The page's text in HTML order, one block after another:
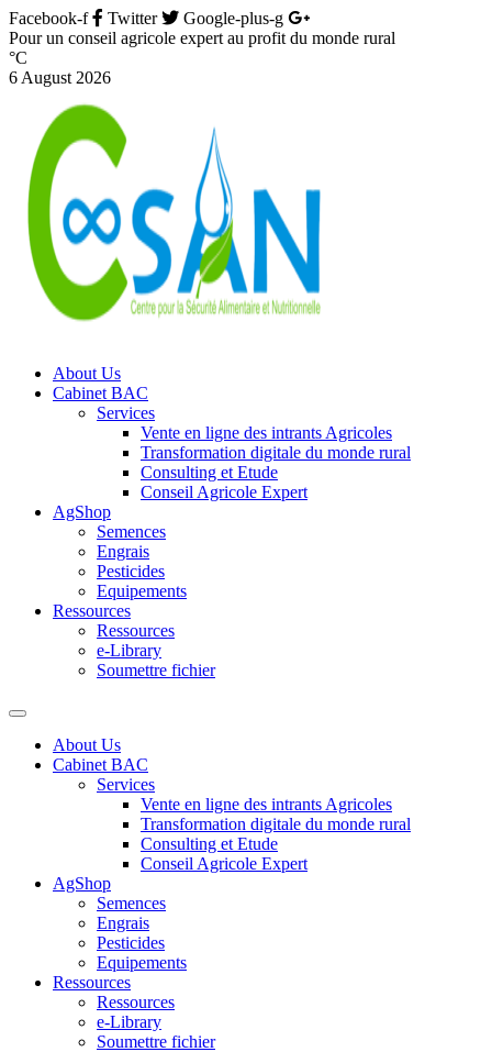
Facebook-f Twitter
Google-plus-g
Pour un conseil agricole expert au profit du monde rural
°C
6 August 2026
About Us
Cabinet BAC
Services
Vente en ligne des intrants Agricoles
Transformation digitale du monde rural
Consulting et Etude
Conseil Agricole Expert
AgShop
Semences
Engrais
Pesticides
Equipements
Ressources
Ressources
e-Library
Soumettre fichier
About Us
Cabinet BAC
Services
Vente en ligne des intrants Agricoles
Transformation digitale du monde rural
Consulting et Etude
Conseil Agricole Expert
AgShop
Semences
Engrais
Pesticides
Equipements
Ressources
Ressources
e-Library
Soumettre fichier